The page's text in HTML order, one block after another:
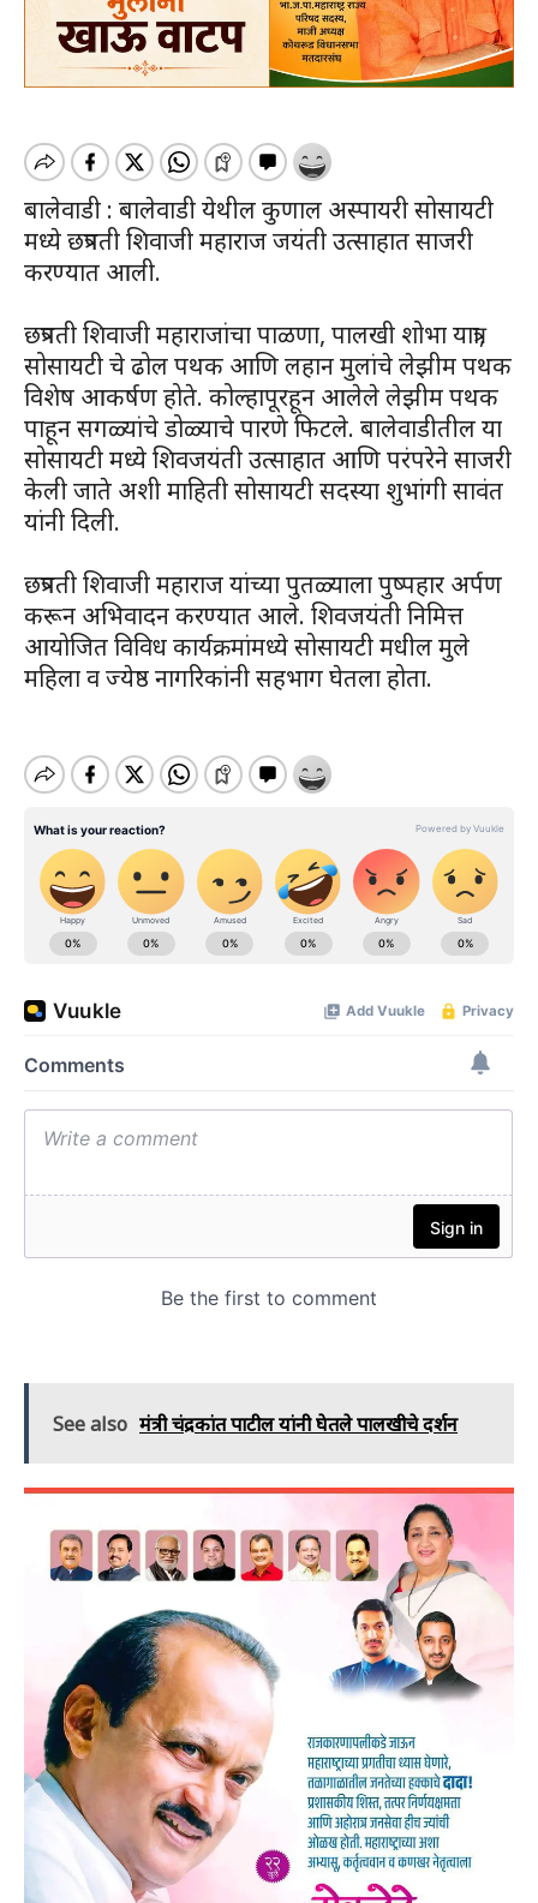
बालेवाडी : बालेवाडी येथील कुणाल अस्पायरी सोसायटी
मध्ये छत्रपती शिवाजी महाराज जयंती उत्साहात साजरी
करण्यात आली.
छत्रपती शिवाजी महाराजांचा पाळणा, पालखी शोभा यात्रा,
सोसायटी चे ढोल पथक आणि लहान मुलांचे लेझीम पथक
विशेष आकर्षण होते. कोल्हापूरहून आलेले लेझीम पथक
पाहून सगळ्यांचे डोळ्याचे पारणे फिटले. बालेवाडीतील या
सोसायटी मध्ये शिवजयंती उत्साहात आणि परंपरेने साजरी
केली जाते अशी माहिती सोसायटी सदस्या शुभांगी सावंत
यांनी दिली.
छत्रपती शिवाजी महाराज यांच्या पुतळ्याला पुष्पहार अर्पण
करून अभिवादन करण्यात आले. शिवजयंती निमित्त
आयोजित विविध कार्यक्रमांमध्ये सोसायटी मधील मुले
महिला व ज्येष्ठ नागरिकांनी सहभाग घेतला होता.
See also मंत्री चंद्रकांत पाटील यांनी घेतले पालखीचे दर्शन